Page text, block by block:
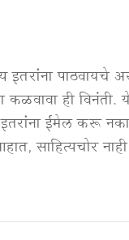
इतरांना पाठवायचे
कळवावा ही विनंती.
ईमेल करू
साहित्यचोर